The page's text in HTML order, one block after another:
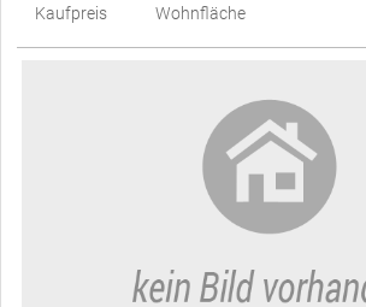
Kaufpreis
Wohnfläche